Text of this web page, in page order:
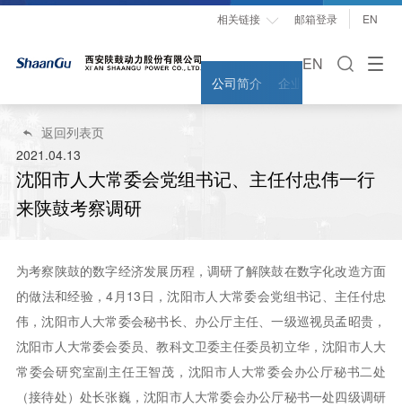
相关链接  邮箱登录 EN
EN
公司简介 企业文化

返回列表页
2021.04.13
沈阳市人大常委会党组书记、主任付忠伟一行
来陕鼓考察调研
为考察陕鼓的数字经济发展历程，调研了解陕鼓在数字化改造方面
的做法和经验，4月13日，沈阳市人大常委会党组书记、主任付忠
伟，沈阳市人大常委会秘书长、办公厅主任、一级巡视员孟昭贵，
沈阳市人大常委会委员、教科文卫委主任委员初立华，沈阳市人大
常委会研究室副主任王智茂，沈阳市人大常委会办公厅秘书二处
（接待处）处长张巍，沈阳市人大常委会办公厅秘书一处四级调研